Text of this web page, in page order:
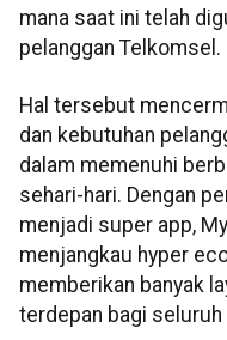
mana saat ini telah
pelanggan Telkomsel.
Hal tersebut
dan kebutuhan
dalam memenuhi
sehari-hari. Dengan
menjadi super app,
menjangkau hyper
memberikan banyak
terdepan bagi seluruh